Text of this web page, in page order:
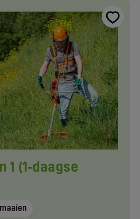
1 (1-daagse